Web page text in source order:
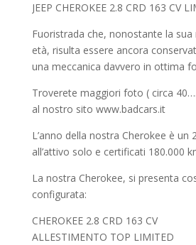
JEEP CHEROKEE 2.8 CRD 163 CV
Fuoristrada che, nonostante la sua
età, risulta essere ancora
una meccanica davvero in ottima
Troverete maggiori foto ( circa
al nostro sito www.badcars.it
L’anno della nostra Cherokee è un
all’attivo solo e certificati 180.000
La nostra Cherokee, si presenta
configurata:
CHEROKEE 2.8 CRD 163 CV
ALLESTIMENTO TOP LIMITED